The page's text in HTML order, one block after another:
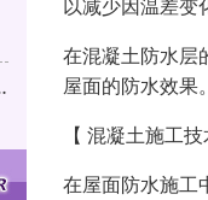
类防水工艺
以减少因温差变
在混凝土防水层
屋面的防水效果。
【 混凝土施工技
在屋面防水施工